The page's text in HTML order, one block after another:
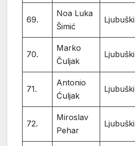
69.
Noa Luka
Šimić
Ljubuški
70.
Marko
Čuljak
Ljubuški
71.
Antonio
Ćuljak
Ljubuški
72.
Miroslav
Pehar
Ljubuški